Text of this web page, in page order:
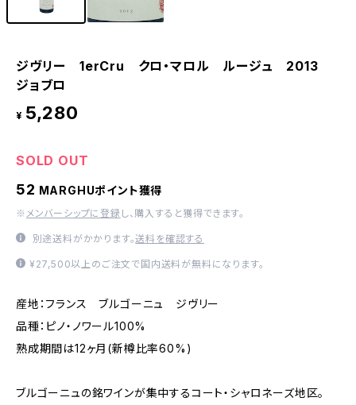
ジヴリー 1erCru クロ・マロル ルージュ 2013
ジョブロ
¥ 5,280
SOLD OUT
52 MARGHUポイント獲得
※ メンバーシップに登録 し、購入すると獲得できます。
別途送料がかかります。送料を確認する
¥27,500以上のご注文で国内送料が無料になります。
産地：フランス ブルゴーニュ ジヴリー
品種：ピノ・ノワール100%
熟成期間は12ヶ月(新樽比率60%)
ブルゴーニュの銘ワインが集中するコート・シャロネーズ地区。